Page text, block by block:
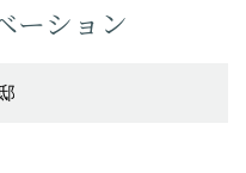
ーション